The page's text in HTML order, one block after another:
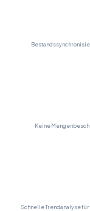
Keine
Schnelle Trendanalyse